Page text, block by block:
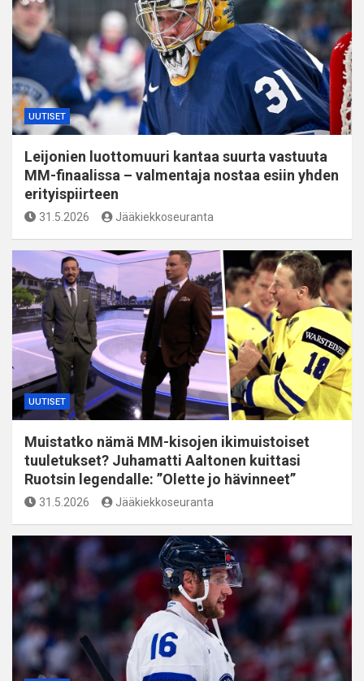
UUTISET
Leijonien luottomuuri kantaa suurta vastuuta
MM-finaalissa – valmentaja nostaa esiin yhden
erityispiirteen
31.5.2026 Jääkiekkoseuranta
UUTISET
Muistatko nämä MM-kisojen ikimuistoiset
tuuletukset? Juhamatti Aaltonen kuittasi
Ruotsin legendalle: ”Olette jo hävinneet”
31.5.2026 Jääkiekkoseuranta